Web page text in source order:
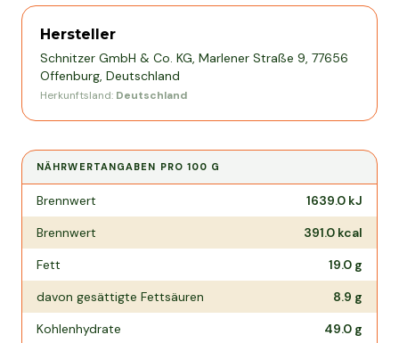
Hersteller
Schnitzer GmbH & Co. KG, Marlener Straße 9, 77656
Offenburg, Deutschland
Herkunftsland: Deutschland
NÄHRWERTANGABEN PRO100 G
Nährwertangaben pro
Brennwert 1639.0 kJ
Brennwert
391.0 kcal
Fett
19.0 g
davon gesättigte Fettsäuren
8.9 g
Kohlenhydrate
49.0 g